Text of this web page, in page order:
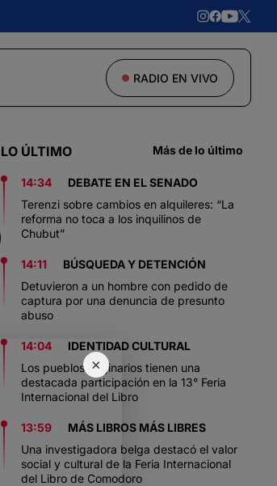
RADIO EN VIVO
×
LO ÚLTIMO Más de lo último
14:34
DEBATE EN EL SENADO
Terenzi sobre cambios en alquileres: “La
reforma no toca a los inquilinos de
Chubut”
14:11
BÚSQUEDA Y DETENCIÓN
Detuvieron a un hombre con pedido de
captura por una denuncia de presunto
abuso
14:04
IDENTIDAD CULTURAL
Los pueblos originarios tienen una
destacada participación en la 13° Feria
Internacional del Libro
13:59
MÁS LIBROS MÁS LIBRES
Una investigadora belga destacó el valor
social y cultural de la Feria Internacional
del Libro de Comodoro